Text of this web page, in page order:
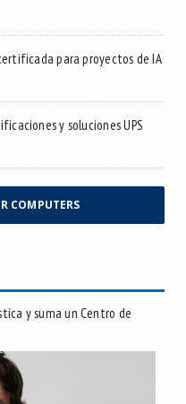
para proyectos de IA
y soluciones UPS
COMPUTERS
y suma un Centro de